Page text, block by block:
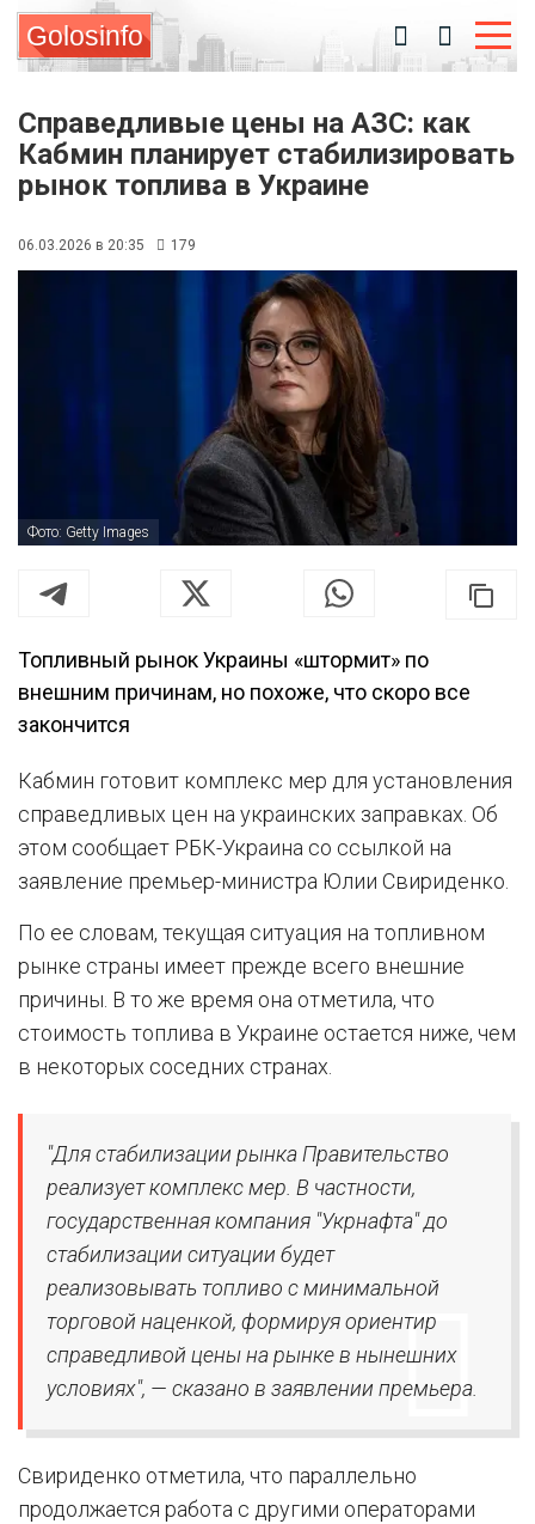
Golosinfo
Справедливые цены на АЗС: как
Кабмин планирует стабилизировать
рынок топлива в Украине
06.03.2026 в 20:35 179
Фото: Getty Images
Топливный рынок Украины «штормит» по
внешним причинам, но похоже, что скоро все
закончится
Кабмин готовит комплекс мер для установления
справедливых цен на украинских заправках. Об
этом сообщает РБК-Украина со ссылкой на
заявление премьер-министра Юлии Свириденко.
По ее словам, текущая ситуация на топливном
рынке страны имеет прежде всего внешние
причины. В то же время она отметила, что
стоимость топлива в Украине остается ниже, чем
в некоторых соседних странах.
"Для стабилизации рынка Правительство
реализует комплекс мер. В частности,
государственная компания "Укрнафта" до
стабилизации ситуации будет
реализовывать топливо с минимальной
торговой наценкой, формируя ориентир
справедливой цены на рынке в нынешних
условиях", — сказано в заявлении премьера.
Свириденко отметила, что параллельно
продолжается работа с другими операторами